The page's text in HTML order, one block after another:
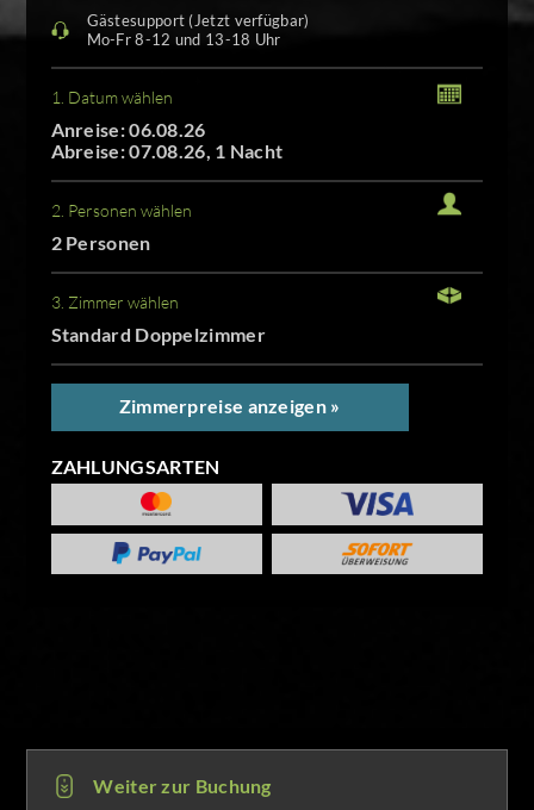
Weiter zur Buchung
Gästesupport (Jetzt verfügbar)
Mo-Fr 8-12 und 13-18 Uhr
1. Datum wählen
Anreise: 06.08.26
Abreise: 07.08.26, 1 Nacht
2. Personen wählen
2 Personen
3. Zimmer wählen
Standard Doppelzimmer
Zimmerpreise anzeigen »
ZAHLUNGSARTEN